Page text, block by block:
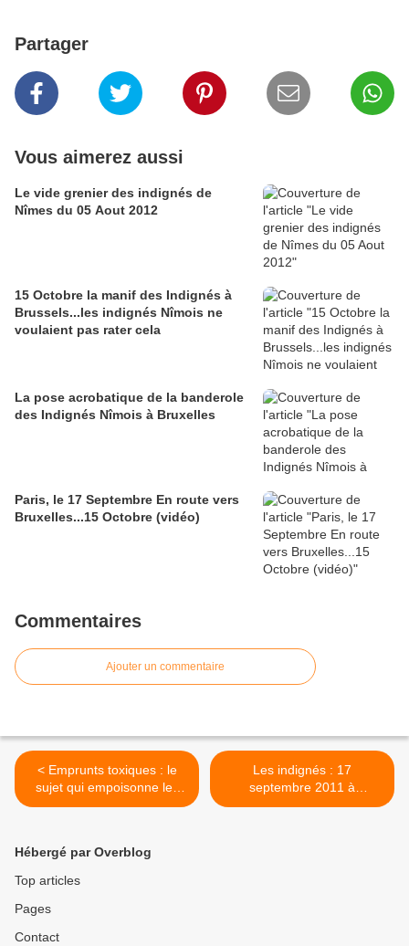
Partager
Vous aimerez aussi
Le vide grenier des indignés de
Nîmes du 05 Aout 2012
15 Octobre la manif des Indignés à
Brussels...les indignés Nîmois ne
voulaient pas rater cela
La pose acrobatique de la banderole
des Indignés Nîmois à Bruxelles
Paris, le 17 Septembre En route vers
Bruxelles...15 Octobre (vidéo)
Commentaires
Ajouter un commentaire
< Emprunts toxiques : le
sujet qui empoisonne les
élus locaux
Les indignés : 17
septembre 2011 à
Paris...nous y étions >
Hébergé par Overblog
Top articles
Pages
Contact